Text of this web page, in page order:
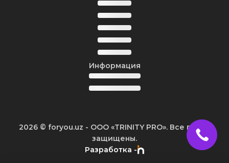
Информация
2026 © foryou.uz - ООО «TRINITY PRO». Все права
защищены.
Разработка -